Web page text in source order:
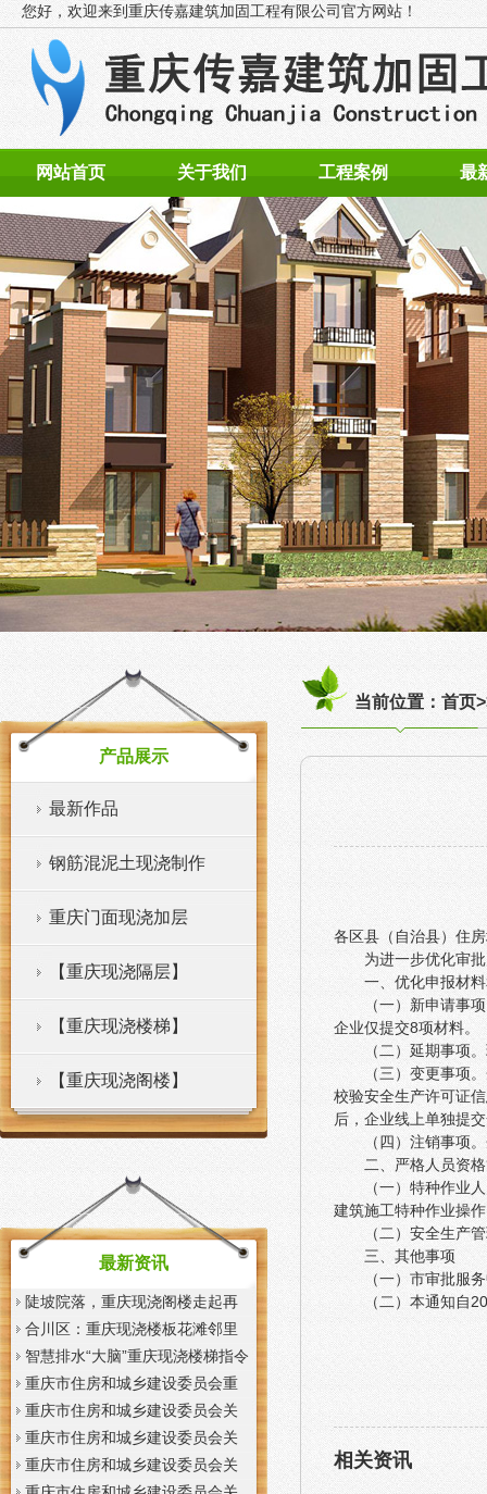
您好，欢迎来到重庆传嘉建筑加固工程有限公司官方网站！
网站首页 关于我们 工程案例 最
产品展示
最新作品
钢筋混泥土现浇制作
重庆门面现浇加层
【重庆现浇隔层】
【重庆现浇楼梯】
【重庆现浇阁楼】
最新资讯
陡坡院落，重庆现浇阁楼走起再
也不慌了——山城重庆无障碍环
境建设有了新解法
合川区：重庆现浇楼板花滩邻里
中心获央视聚焦报道
智慧排水“大脑”重庆现浇楼梯指令
一发抢险队伍顷刻到位
重庆市住房和城乡建设委员会重
庆市城市管理局关于印发重庆市
租赁住房有关标准的重庆现浇楼
梯通知
重庆市住房和城乡建设委员会关
于征求《装配式混凝土少支撑免
支撑系统表示方法及示例（征求
重庆市住房和城乡建设委员会关
于重庆梦之域建筑工程有限公司
重庆市住房和城乡建设委员会关
当前位置：首页
各区县（自治县）住
为进一步优化审
一、优化申报材
（一）新申请事
企业仅提交8项材料。
（二）延期事项
（三）变更事项
校验安全生产许可证
后，企业线上单独提
（四）注销事项
二、严格人员资
（一）特种作业
建筑施工特种作业操
（二）安全生产
三、其他事项
（一）市审批服
（二）本通知自
相关资讯